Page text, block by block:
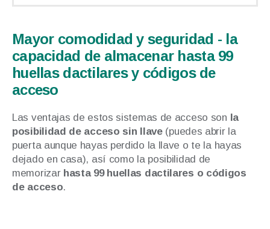
Mayor comodidad y seguridad - la
capacidad de almacenar hasta 99
huellas dactilares y códigos de
acceso
Las ventajas de estos sistemas de acceso son la
posibilidad de acceso sin llave(puedes abrir la
puerta aunque hayas perdido la llave o te la hayas
dejado en casa), así como la posibilidad de
memorizar hasta 99 huellas dactilares o códigos
de acceso.